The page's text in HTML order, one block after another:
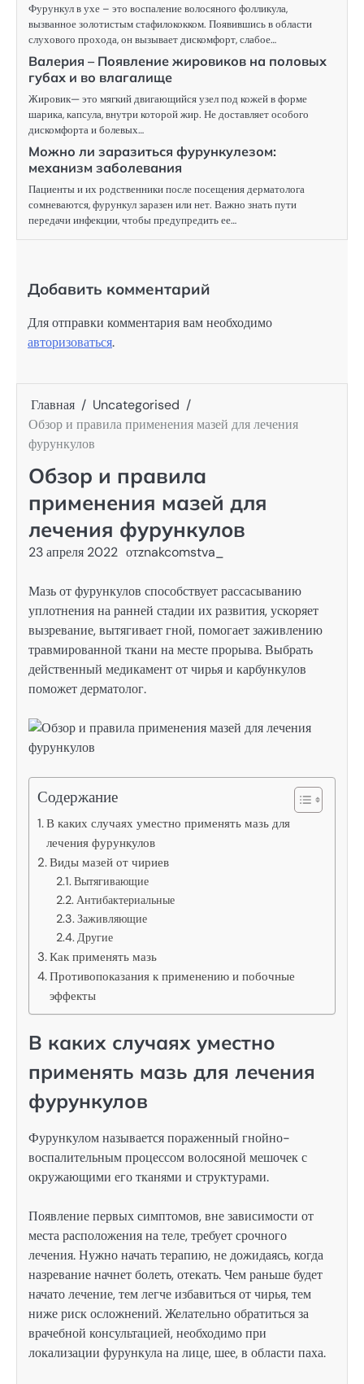
Фурункул в ухе – это воспаление волосяного фолликула,
вызванное золотистым стафилококком. Появившись в области
слухового прохода, он вызывает дискомфорт, слабое…
Валерия – Появление жировиков на половых
губах и во влагалище
Жировик— это мягкий двигающийся узел под кожей в форме
шарика, капсула, внутри которой жир. Не доставляет особого
дискомфорта и болевых…
Можно ли заразиться фурункулезом:
механизм заболевания
Пациенты и их родственники после посещения дерматолога
сомневаются, фурункул заразен или нет. Важно знать пути
передачи инфекции, чтобы предупредить ее…
Добавить комментарий
Для отправки комментария вам необходимо
авторизоваться.
Главная
Uncategorised
Обзор и правила применения мазей для лечения
фурункулов
Обзор и правила
применения мазей для
лечения фурункулов
23 апреля 2022 отznakcomstva_
Мазь от фурункулов способствует рассасыванию
уплотнения на ранней стадии их развития, ускоряет
вызревание, вытягивает гной, помогает заживлению
травмированной ткани на месте прорыва. Выбрать
действенный медикамент от чирья и карбункулов
поможет дерматолог.
Содержание
В каких случаях уместно применять мазь для
лечения фурункулов
Виды мазей от чириев
Вытягивающие
Антибактериальные
Заживляющие
Другие
Как применять мазь
Противопоказания к применению и побочные
эффекты
В каких случаях уместно
применять мазь для лечения
фурункулов
Фурункулом называется пораженный гнойно-
воспалительным процессом волосяной мешочек с
окружающими его тканями и структурами.
Появление первых симптомов, вне зависимости от
места расположения на теле, требует срочного
лечения. Нужно начать терапию, не дожидаясь, когда
назревание начнет болеть, отекать. Чем раньше будет
начато лечение, тем легче избавиться от чирья, тем
ниже риск осложнений. Желательно обратиться за
врачебной консультацией, необходимо при
локализации фурункула на лице, шее, в области паха.